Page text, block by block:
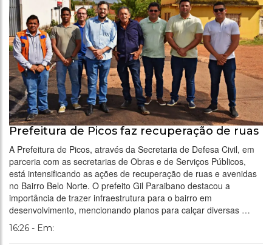
Prefeitura de Picos faz recuperação de ruas
A Prefeitura de Picos, através da Secretaria de Defesa Civil, em
parceria com as secretarias de Obras e de Serviços Públicos,
está intensificando as ações de recuperação de ruas e avenidas
no Bairro Belo Norte. O prefeito Gil Paraibano destacou a
importância de trazer infraestrutura para o bairro em
desenvolvimento, mencionando planos para calçar diversas …
16:26 - Em: